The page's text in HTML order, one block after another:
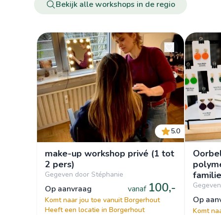
Bekijk alle workshops in de regio
5.0
make-up workshop privé (1 tot
2 pers)
Gegeven door Stéphanie
op aanvraag vanaf 100,-
Komt naar jou toe vanuit Borgerhout
Heeft een locatie in Borgerhout
op
Komt